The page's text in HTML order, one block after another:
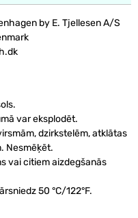
by E. Tjellesen A/S
var eksplodēt.
dzirkstelēm, atklātas
Nesmēķēt.
vai citiem aizdegšanās
50 °C/122°F.